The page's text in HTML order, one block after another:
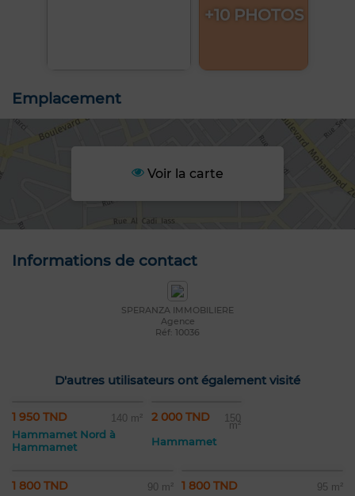
+10 PHOTOS
Emplacement
Voir la carte
Informations de contact
SPERANZA IMMOBILIERE
Agence
Réf: 10036
D'autres utilisateurs ont également visité
1 950 TND 140 m²
Hammamet Nord à
Hammamet
2 000 TND 150
m²
Hammamet
1 800 TND 90 m² 1 800 TND 95 m²